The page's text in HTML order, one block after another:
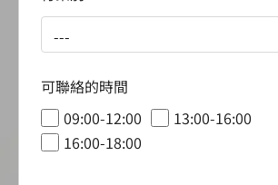
可聯絡的時間
09:00-12:00
13:00-16:00
16:00-18:00